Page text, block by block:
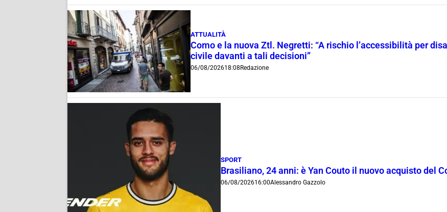
ATTUALITÀ
Como e la nuova Ztl. Negretti: “A rischio l’accessibilità per
civile davanti a tali decisioni”
06/08/202618:08 Redazione
SPORT
Brasiliano, 24 anni: è Yan Couto il nuovo acquisto del
06/08/202616:00Alessandro Gazzolo